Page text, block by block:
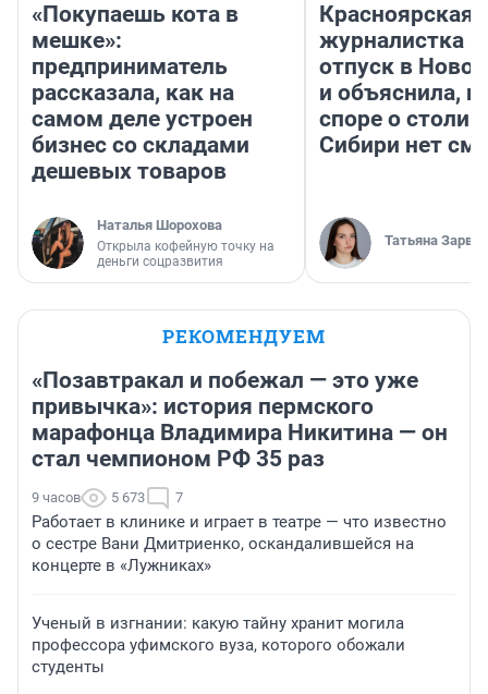
«Покупаешь кота в
мешке»:
предприниматель
рассказала, как на
самом деле устроен
бизнес со складами
дешевых товаров
Наталья Шорохова
Открыла кофейную точку на
деньги соцразвития
Красноярская
журналистка
отпуск в
и объяснила,
споре о
Сибири нет
Татьяна Зарва
РЕКОМЕНДУЕМ
«Позавтракал и побежал — это уже
привычка»: история пермского
марафонца Владимира Никитина — он
стал чемпионом РФ 35 раз
9 часов 5 673 7
Работает в клинике и играет в театре — что известно
о сестре Вани Дмитриенко, оскандалившейся на
концерте в «Лужниках»
Ученый в изгнании: какую тайну хранит могила
профессора уфимского вуза, которого обожали
студенты